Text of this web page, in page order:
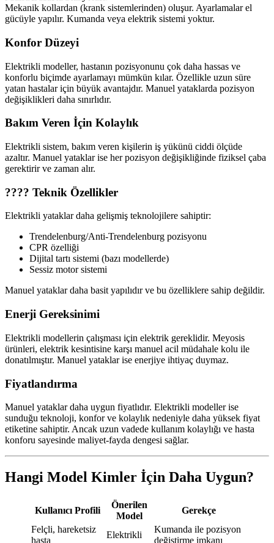
Mekanik kollardan (krank sistemlerinden) oluşur. Ayarlamalar el
gücüyle yapılır. Kumanda veya elektrik sistemi yoktur.
Konfor Düzeyi
Elektrikli modeller, hastanın pozisyonunu çok daha hassas ve
konforlu biçimde ayarlamayı mümkün kılar. Özellikle uzun süre
yatan hastalar için büyük avantajdır. Manuel yataklarda pozisyon
değişiklikleri daha sınırlıdır.
Bakım Veren İçin Kolaylık
Elektrikli sistem, bakım veren kişilerin iş yükünü ciddi ölçüde
azaltır. Manuel yataklar ise her pozisyon değişikliğinde fiziksel çaba
gerektirir ve zaman alır.
????️ Teknik Özellikler
Elektrikli yataklar daha gelişmiş teknolojilere sahiptir:
Trendelenburg/Anti-Trendelenburg pozisyonu
CPR özelliği
Dijital tartı sistemi (bazı modellerde)
Sessiz motor sistemi
Manuel yataklar daha basit yapılıdır ve bu özelliklere sahip değildir.
Enerji Gereksinimi
Elektrikli modellerin çalışması için elektrik gereklidir. Meyosis
ürünleri, elektrik kesintisine karşı manuel acil müdahale kolu ile
donatılmıştır. Manuel yataklar ise enerjiye ihtiyaç duymaz.
Fiyatlandırma
Manuel yataklar daha uygun fiyatlıdır. Elektrikli modeller ise
sunduğu teknoloji, konfor ve kolaylık nedeniyle daha yüksek fiyat
etiketine sahiptir. Ancak uzun vadede kullanım kolaylığı ve hasta
konforu sayesinde maliyet-fayda dengesi sağlar.
Hangi Model Kimler İçin Daha Uygun?
Kullanıcı Profili
Önerilen
Model
Gerekçe
Felçli, hareketsiz
hasta
Elektrikli
Kumanda ile pozisyon
değiştirme imkanı